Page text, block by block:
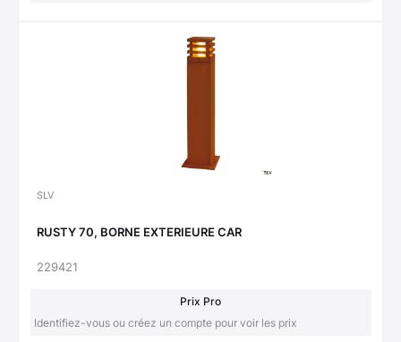
SLV
RUSTY 70, BORNE EXTERIEURE CAR
229421
Prix Pro
Identifiez-vous ou créez un compte pour voir les prix